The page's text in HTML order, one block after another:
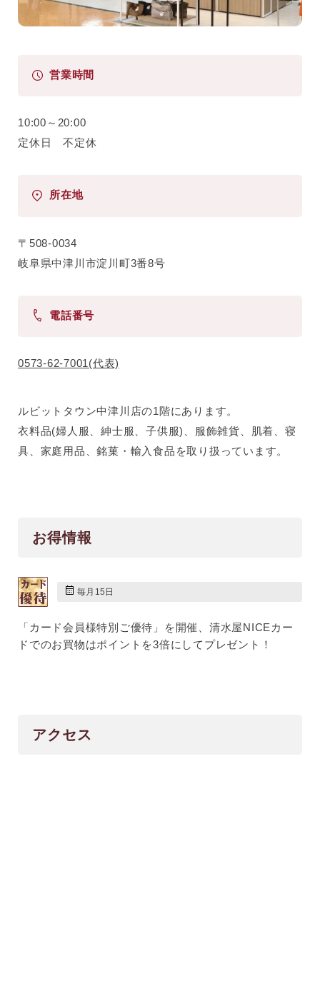
営業時間
10:00～20:00
定休日 不定休
所在地
〒508-0034
岐阜県中津川市淀川町3番8号
電話番号
0573-62-7001(代表)
ルビットタウン中津川店の1階にあります。
衣料品(婦人服、紳士服、子供服)、服飾雑貨、肌着、寝
具、家庭用品、銘菓・輸入食品を取り扱っています。
お得情報
毎月15日
「カード会員様特別ご優待」を開催、清水屋NICEカー
ドでのお買物はポイントを3倍にしてプレゼント！
アクセス